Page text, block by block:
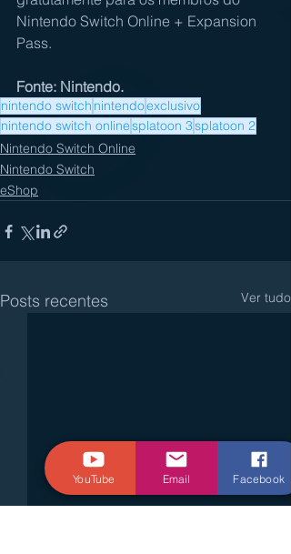
Nintendo Switch Online + Expansion
Pass.
Fonte: Nintendo.
nintendo switch nintendoexclusivo
nintendo switch onlinesplatoon 3splatoon 2
Nintendo Switch Online
Nintendo Switch
eShop
Posts recentes Ver tudo
YouTube Email Facebook